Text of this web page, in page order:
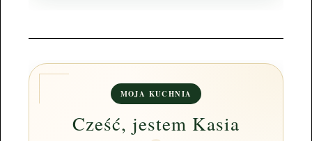
MOJA KUCHNIA
Cześć, jestem Kasia